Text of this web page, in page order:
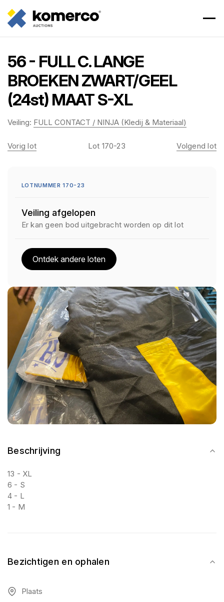
56 - FULL C. LANGE
BROEKEN ZWART/GEEL
(24st) MAAT S-XL
Veiling: FULL CONTACT / NINJA (Kledij & Materiaal)
Beschrijving
13 - XL
6 - S
4 - L
1 - M
Bezichtigen en ophalen
Plaats
Vorig lot Lot 170-23 Volgend lot
LOTNUMMER 170-23
Veiling afgelopen
Er kan geen bod uitgebracht worden op dit lot
Ontdek andere loten